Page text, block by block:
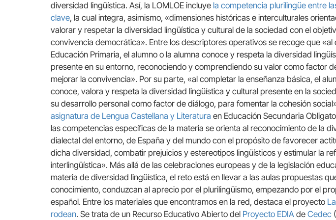
diversidad lingüística. Así, la LOMLOE incluye la competencia plurilingüe entre
clave, la cual integra, asimismo, «dimensiones históricas e interculturales
valorar y respetar la diversidad lingüística y cultural de la sociedad con el
convivencia democrática». Entre los descriptores operativos se recoge que «al
Educación Primaria, el alumno o la alumna conoce y respeta la diversidad
presente en su entorno, reconociendo y comprendiendo su valor como factor
mejorar la convivencia». Por su parte, «al completar la enseñanza básica, el
conoce, valora y respeta la diversidad lingüística y cultural presente en la
su desarrollo personal como factor de diálogo, para fomentar la cohesión
asignatura de Lengua Castellana y Literatura en Educación Secundaria
las competencias específicas de la materia se orienta al reconocimiento de la
dialectal del entorno, de España y del mundo con el propósito de favorecer
dicha diversidad, combatir prejuicios y estereotipos lingüísticos y estimular la
interlingüística». Más allá de las celebraciones europeas y de la legislación
materia de diversidad lingüística, el reto está en llevar a las aulas propuestas
conocimiento, conduzcan al aprecio por el plurilingüismo, empezando por el
español. Entre los materiales que encontramos en la red, destaca el proyecto
rodean. Se trata de un Recurso Educativo Abierto del Proyecto EDIA de Cedec